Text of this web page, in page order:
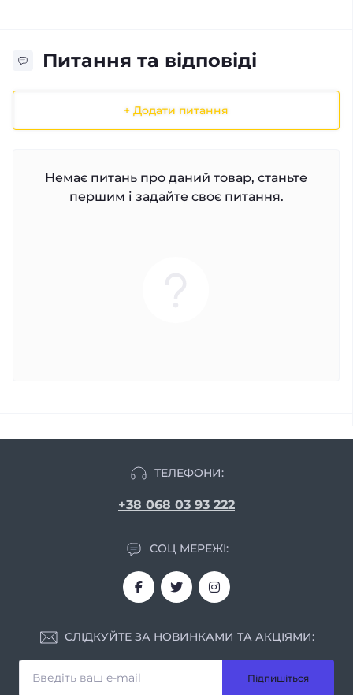
Питання та відповіді
+ Додати питання
Немає питань про даний товар, станьте
першим і задайте своє питання.
ТЕЛЕФОНИ:
+38 068 03 93 222
СОЦ МЕРЕЖІ:
СЛІДКУЙТЕ ЗА НОВИНКАМИ ТА АКЦІЯМИ:
Підпишіться